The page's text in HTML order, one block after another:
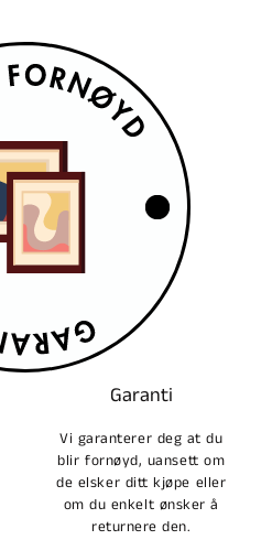
Garanti
Vi garanterer deg at du
blir fornøyd, uansett om
de elsker ditt kjøpe eller
om du enkelt ønsker å
returnere den.